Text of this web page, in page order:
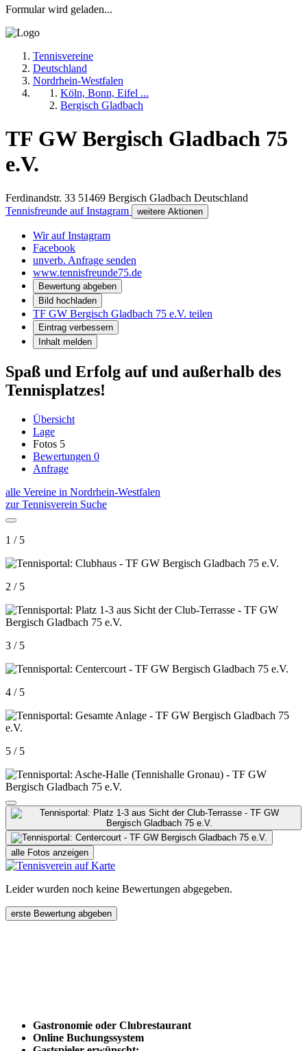
Formular wird geladen...
Tennisvereine
Deutschland
Nordrhein-Westfalen
Köln, Bonn, Eifel ...
Bergisch Gladbach
TF GW Bergisch Gladbach 75
e.V.
Ferdinandstr. 33 51469 Bergisch Gladbach Deutschland
Tennisfreunde auf Instagram
weitere Aktionen
Wir auf Instagram
Facebook
unverb. Anfrage senden
www.tennisfreunde75.de
Bewertung abgeben
Bild hochladen
TF GW Bergisch Gladbach 75 e.V. teilen
Eintrag verbessern
Inhalt melden
Spaß und Erfolg auf und außerhalb des
Tennisplatzes!
Übersicht
Lage
Fotos 5
Bewertungen 0
Anfrage
alle Vereine in Nordrhein-Westfalen
zur Tennisverein Suche
1 / 5
2 / 5
3 / 5
4 / 5
5 / 5
alle Fotos anzeigen
Leider wurden noch keine Bewertungen abgegeben.
erste Bewertung abgeben
Gastronomie oder Clubrestaurant
Online Buchungssystem